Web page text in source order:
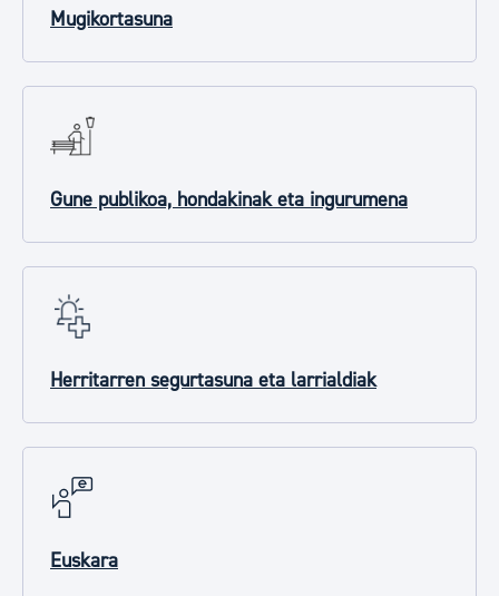
Mugikortasuna
Gune publikoa, hondakinak eta ingurumena
Herritarren segurtasuna eta larrialdiak
Euskara